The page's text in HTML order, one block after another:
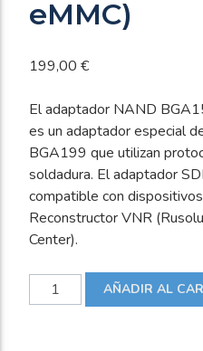
eMMC)
199,00 €
El adaptador NAND
es un adaptador especial
BGA199 que utilizan
soldadura. El adaptador
compatible con
Reconstructor VNR
Center).
Adaptador
NAND
AÑADIR AL